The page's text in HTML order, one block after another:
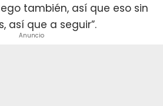
también, así que eso sin
así que a seguir”.
Anuncio